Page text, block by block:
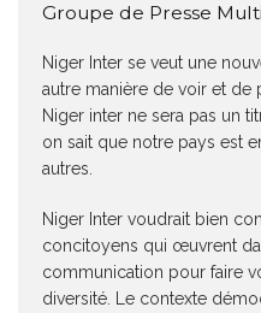
Groupe de Presse
Niger Inter se veut une
autre manière de voir et de
Niger inter ne sera pas un
on sait que notre pays est
autres.
Niger Inter voudrait bien
concitoyens qui œuvrent
communication pour faire
diversité. Le contexte